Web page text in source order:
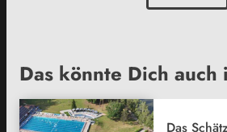
Das könnte Dich
Das